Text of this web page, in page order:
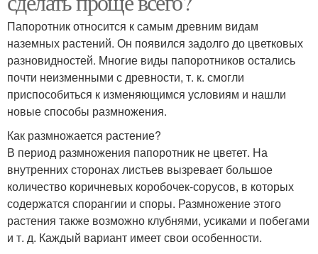
Папоротник относится к самым древним видам
наземных растений. Он появился задолго до цветковых
разновидностей. Многие виды папоротников остались
почти неизменными с древности, т. к. смогли
приспособиться к изменяющимся условиям и нашли
новые способы размножения.
Как размножается растение?
В период размножения папоротник не цветет. На
внутренних сторонах листьев вызревает большое
количество коричневых коробочек-сорусов, в которых
содержатся спорангии и споры. Размножение этого
растения также возможно клубнями, усиками и побегами
и т. д. Каждый вариант имеет свои особенности.